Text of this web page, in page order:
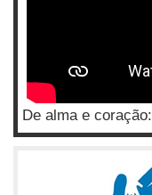
De alma e